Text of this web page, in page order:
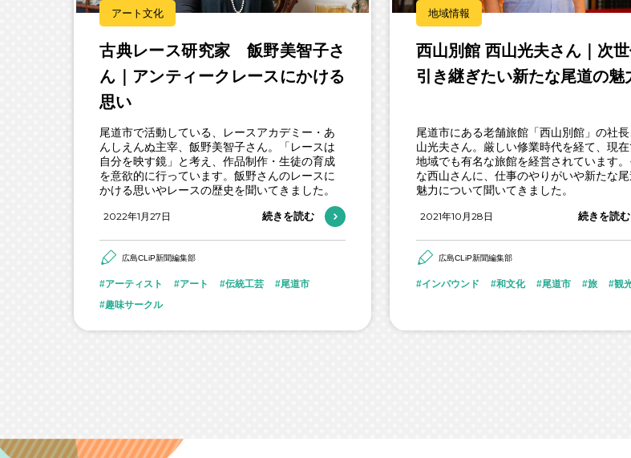
アート文化
古典レース研究家 飯野美智子さ
ん｜アンティークレースにかける
思い
尾道市で活動している、レースアカデミー・あ
んしえんぬ主宰、飯野美智子さん。「レースは
自分を映す鏡」と考え、作品制作・生徒の育成
を意欲的に行っています。飯野さんのレースに
かける思いやレースの歴史を聞いてきました。
2022年1月27日 続きを読む
広島CLiP新聞編集部
アーティスト アート 伝統工芸
尾道市
趣味サークル
地域情報
西山別館 西山光夫さん｜次
引き継ぎたい新たな尾道の魅
尾道市にある老舗旅館「西山別館」の社
山光夫さん。厳しい修業時代を経て、現
地域でも有名な旅館を経営されています。
な西山さんに、仕事のやりがいや新たな
魅力について聞いてきました。
2021年10月28日 続きを読む
広島CLiP新聞編集部
インバウンド 和文化 尾道市 旅 観